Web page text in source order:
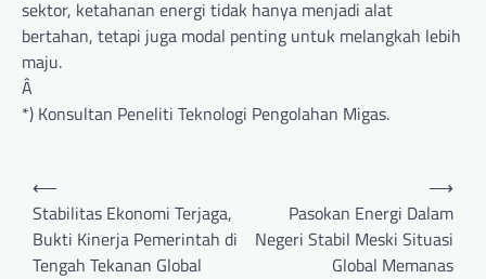
sektor, ketahanan energi tidak hanya menjadi alat
bertahan, tetapi juga modal penting untuk melangkah lebih
maju.
Â
*) Konsultan Peneliti Teknologi Pengolahan Migas.
Post
navigation
⟵
Stabilitas Ekonomi Terjaga,
Bukti Kinerja Pemerintah di
Tengah Tekanan Global
Pasokan Energi Dalam
Negeri Stabil Meski Situasi
Global Memanas
⟶